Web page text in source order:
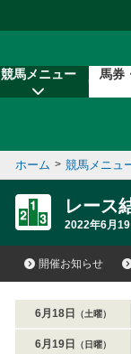
競馬メニュー 馬券
ホーム > 競馬メニュ
レース
2022年6月
開催お知らせ
6月18日 （土曜）
6月19日 （日曜）